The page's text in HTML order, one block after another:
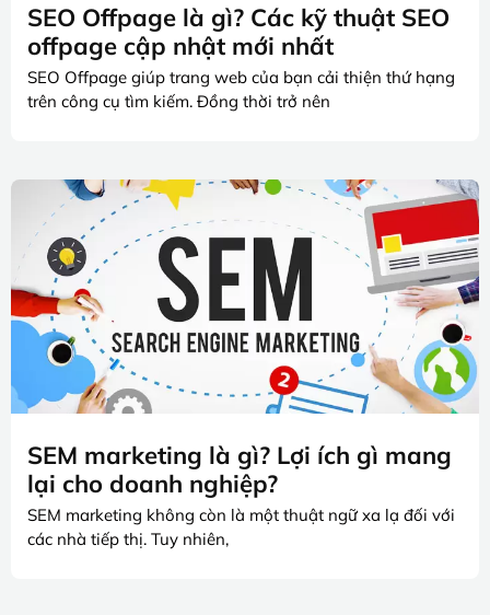
SEO Offpage là gì? Các kỹ thuật SEO
offpage cập nhật mới nhất
SEO Offpage giúp trang web của bạn cải thiện thứ hạng
trên công cụ tìm kiếm. Đồng thời trở nên
SEM marketing là gì? Lợi ích gì mang
lại cho doanh nghiệp?
SEM marketing không còn là một thuật ngữ xa lạ đối với
các nhà tiếp thị. Tuy nhiên,